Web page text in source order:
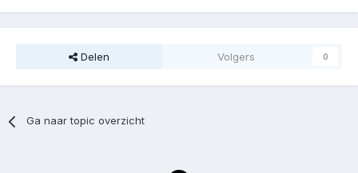
Delen Volgers 0
Ga naar topic overzicht